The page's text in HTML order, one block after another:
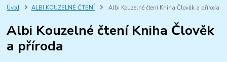
Úvod ALBI KOUZELNÉ ČTENÍ Albi Kouzelné čtení Kniha Člověk a příroda
Albi Kouzelné čtení Kniha Člověk
a příroda